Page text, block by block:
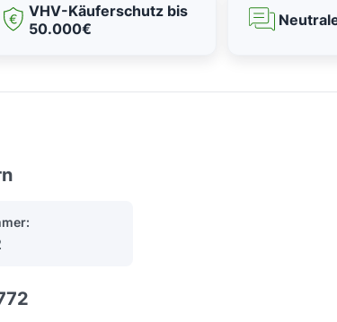
VHV-Käuferschutz bis
50.000€